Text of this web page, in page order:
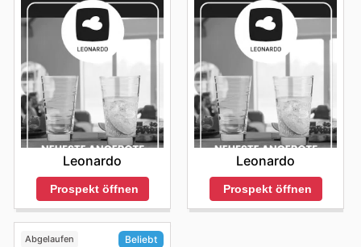
Leonardo
Prospekt öffnen
Leonardo
Prospekt öffnen
Abgelaufen Beliebt